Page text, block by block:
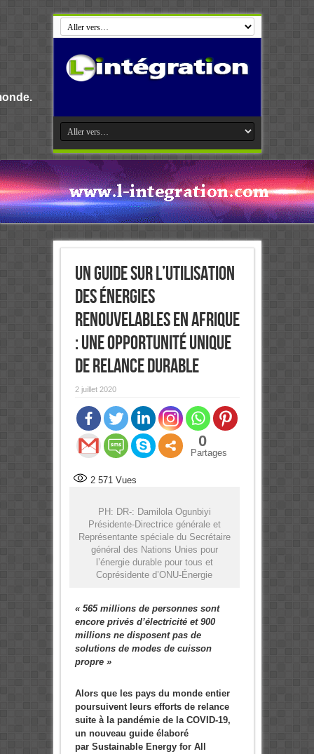
Un Guide sur l’utilisation
des énergies
renouvelables en Afrique
: Une opportunité unique
de relance durable
2 juillet 2020
0
Partages
2 571Vues
PH: DR-: Damilola Ogunbiyi
Présidente-Directrice générale et
Représentante spéciale du Secrétaire
général des Nations Unies pour
l’énergie durable pour tous et
Coprésidente d’ONU-Énergie
« 565 millions de personnes sont
encore privés d’électricité et 900
millions ne disposent pas de
solutions de modes de cuisson
propre »
Alors que les pays du monde entier
poursuivent leurs efforts de relance
suite à la pandémie de la COVID-19,
un nouveau guide élaboré
par Sustainable Energy for All